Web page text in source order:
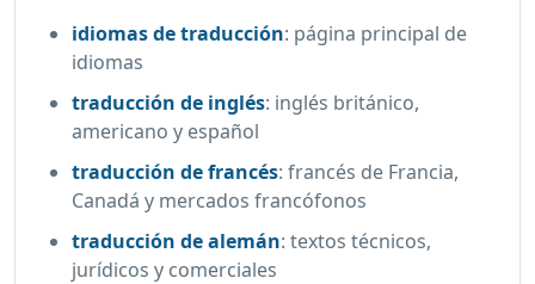
idiomas de traducción: página principal de
idiomas
traducción de inglés: inglés británico,
americano y español
traducción de francés:francés de Francia,
Canadá y mercados francófonos
traducción de alemán:textos técnicos,
jurídicos y comerciales